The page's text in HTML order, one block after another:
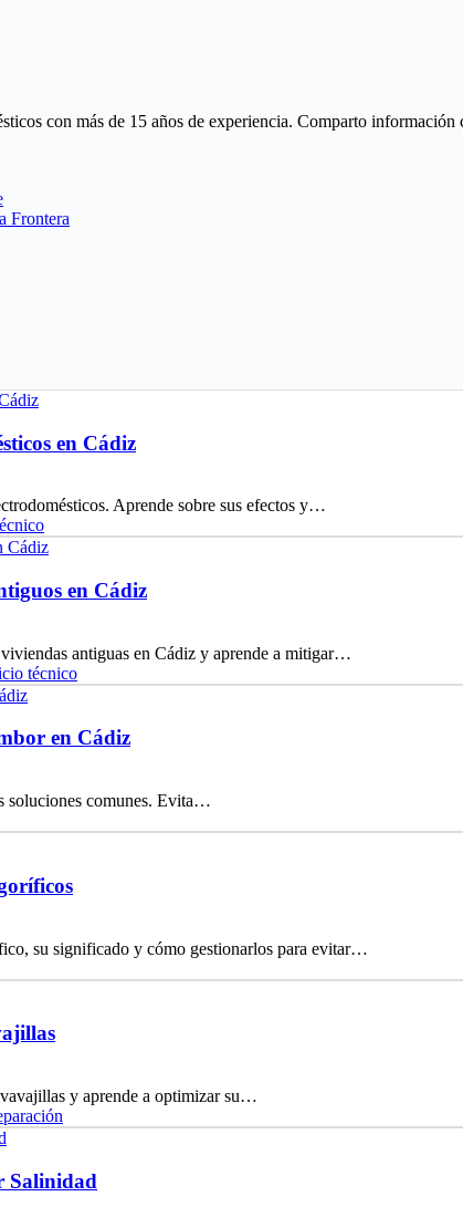
con más de 15 años de experiencia. Comparto
Frontera
en Cádiz
Aprende sobre sus efectos y…
en Cádiz
antiguas en Cádiz y aprende a mitigar…
técnico
en Cádiz
soluciones comunes. Evita…
su significado y cómo gestionarlos para evitar…
y aprende a optimizar su…
Salinidad